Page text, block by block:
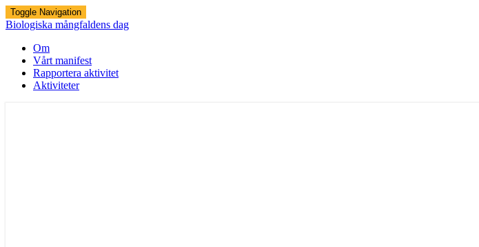
Toggle Navigation
Biologiska mångfaldens dag
Om
Vårt manifest
Rapportera aktivitet
Aktiviteter